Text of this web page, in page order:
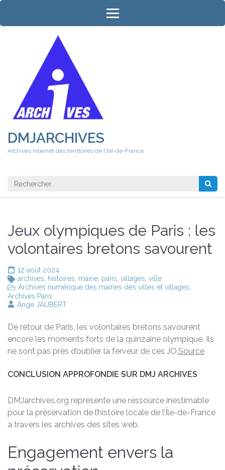
Aller
contenu
DMJARCHIVES
Archives Internet des territoires de l'Île-de-France
Rechercher
Jeux olympiques de Paris : les
volontaires bretons savourent
12 août 2024
archives
histoires mairie paris villages ville
Archives numérique des mairies des villes et villages
Archives Paris
Ange JAUBERT
De retour de Paris, les volontaires bretons savourent
encore les moments forts de la quinzaine olympique. Ils
ne sont pas près d’oublier la ferveur de ces JO.Source
CONCLUSION APPROFONDIE SUR DMJ ARCHIVES
DMJarchives.org représente une ressource inestimable
pour la préservation de l’histoire locale de l’Île-de-France
à travers les archives des sites web.
Engagement envers la